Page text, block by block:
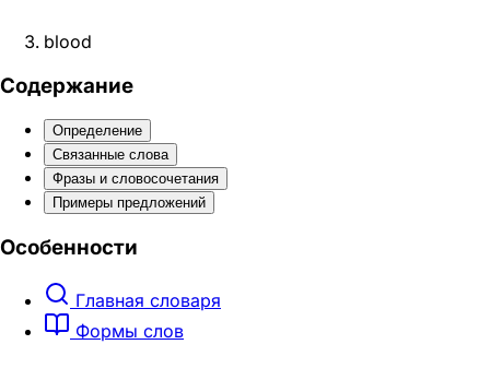
blood
Содержание
Определение
Связанные слова
Фразы и словосочетания
Примеры предложений
Особенности
Главная словаря
Формы слов